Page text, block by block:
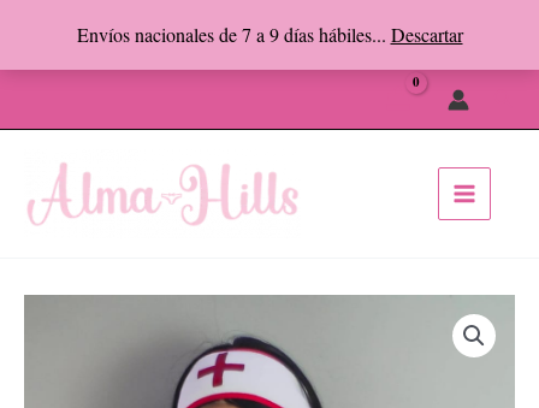
Envíos nacionales de 7 a 9 días hábiles... Descartar
contenido
Facebook Instagram